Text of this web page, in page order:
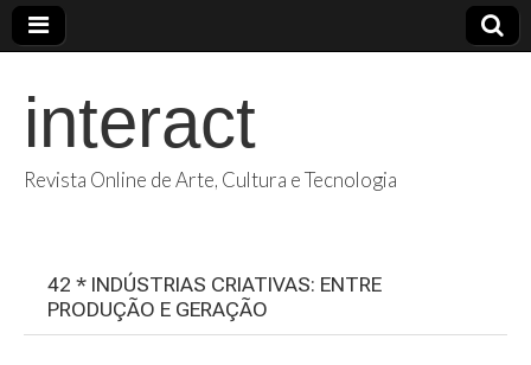
interact
Revista Online de Arte, Cultura e Tecnologia
42 * INDÚSTRIAS CRIATIVAS: ENTRE
PRODUÇÃO E GERAÇÃO